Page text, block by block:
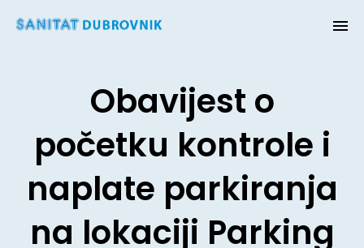
Obavijest o
početku kontrole i
naplate parkiranja
na lokaciji Parking